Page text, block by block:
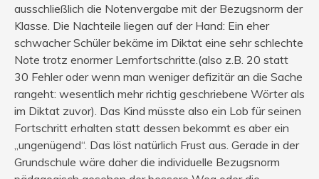
ausschließlich die Notenvergabe mit der Bezugsnorm der
Klasse. Die Nachteile liegen auf der Hand: Ein eher
schwacher Schüler bekäme im Diktat eine sehr schlechte
Note trotz enormer Lernfortschritte.(also z.B. 20 statt
30 Fehler oder wenn man weniger defizitär an die Sache
rangeht: wesentlich mehr richtig geschriebene Wörter als
im Diktat zuvor). Das Kind müsste also ein Lob für seinen
Fortschritt erhalten statt dessen bekommt es aber ein
„ungenügend“. Das löst natürlich Frust aus. Gerade in der
Grundschule wäre daher die individuelle Bezugsnorm